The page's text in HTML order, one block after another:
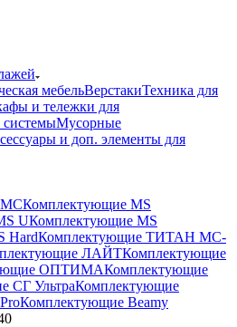
мебельВерстакиТехника для
и тележки для
системыМусорные
и доп. элементы для
МСКомплектующие MS
UКомплектующие MS
HardКомплектующие ТИТАН МС-
ЛАЙТКомплектующие
ОПТИМАКомплектующие
СГ УльтраКомплектующие
Комплектующие Beamy